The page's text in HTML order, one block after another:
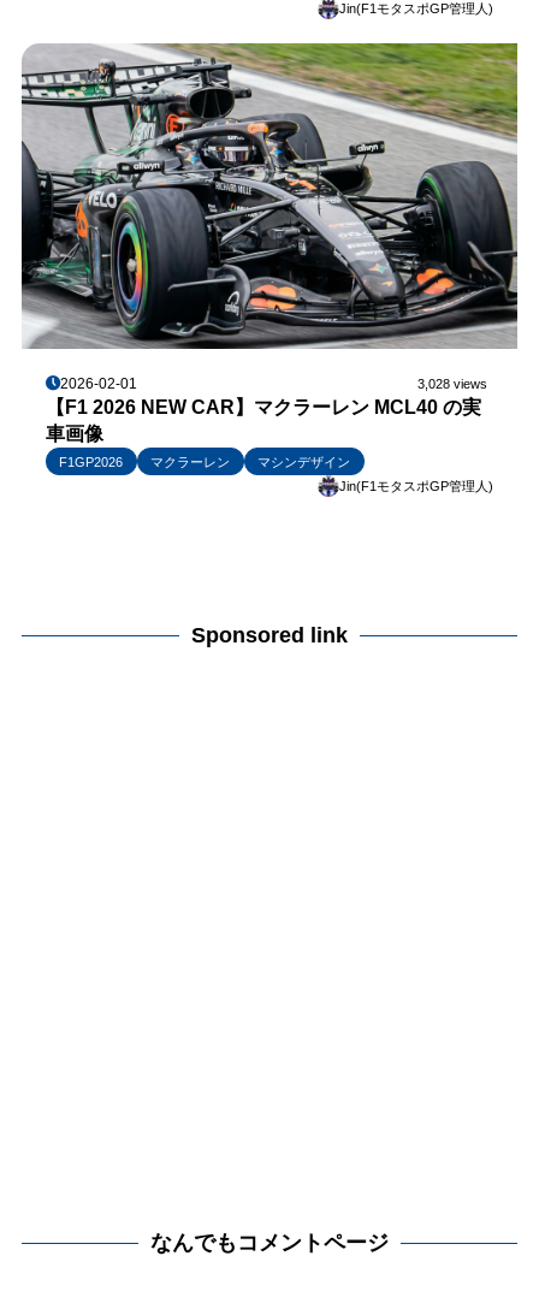
Jin(F1モタスポGP管理人)
2026-02-01 3,028 views
【F1 2026 NEW CAR】マクラーレン MCL40 の実
車画像
F1GP2026 マクラーレン
マシンデザイン
Jin(F1モタスポGP管理人)
Sponsored link
なんでもコメントページ